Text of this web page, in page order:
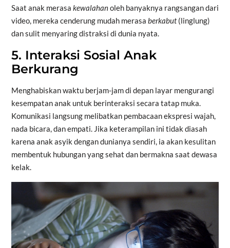
Saat anak merasa kewalahanoleh banyaknya rangsangan dari
video, mereka cenderung mudah merasa berkabut(linglung)
dan sulit menyaring distraksi di dunia nyata.
5. Interaksi Sosial Anak
Berkurang
Menghabiskan waktu berjam-jam di depan layar mengurangi
kesempatan anak untuk berinteraksi secara tatap muka.
Komunikasi langsung melibatkan pembacaan ekspresi wajah,
nada bicara, dan empati. Jika keterampilan ini tidak diasah
karena anak asyik dengan dunianya sendiri, ia akan kesulitan
membentuk hubungan yang sehat dan bermakna saat dewasa
kelak.